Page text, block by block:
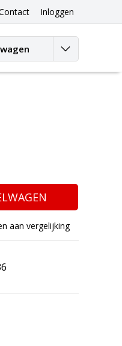
Inloggen
aan vergelijking